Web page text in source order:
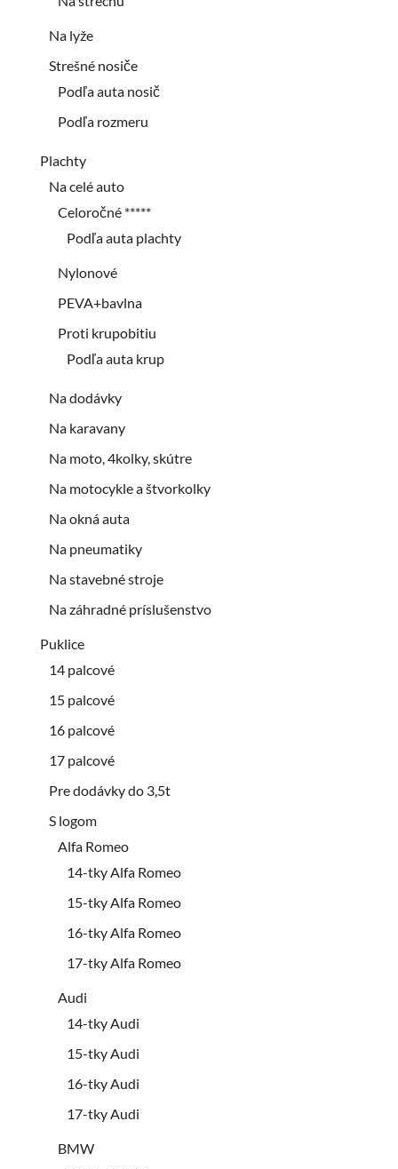
Na lyže
Strešné nosiče
Podľa auta nosič
Podľa rozmeru
Plachty
Na celé auto
Celoročné *****
Podľa auta plachty
Nylonové
PEVA+bavlna
Proti krupobitiu
Podľa auta krup
Na dodávky
Na karavany
Na moto, 4kolky, skútre
Na motocykle a štvorkolky
Na okná auta
Na pneumatiky
Na stavebné stroje
Na záhradné príslušenstvo
Puklice
14 palcové
15 palcové
16 palcové
17 palcové
Pre dodávky do 3,5t
S logom
Alfa Romeo
14-tky Alfa Romeo
15-tky Alfa Romeo
16-tky Alfa Romeo
17-tky Alfa Romeo
Audi
14-tky Audi
15-tky Audi
16-tky Audi
17-tky Audi
BMW